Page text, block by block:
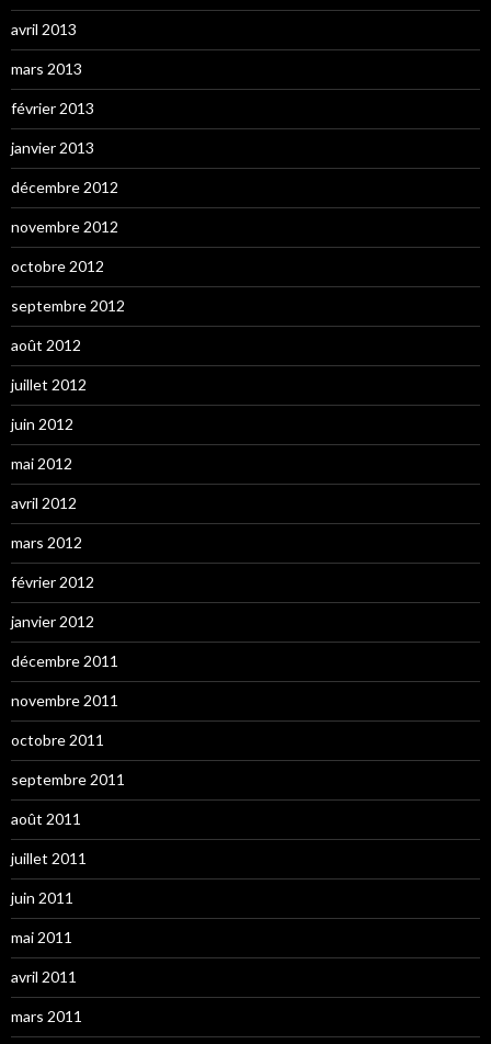
avril 2013
mars 2013
février 2013
janvier 2013
décembre 2012
novembre 2012
octobre 2012
septembre 2012
août 2012
juillet 2012
juin 2012
mai 2012
avril 2012
mars 2012
février 2012
janvier 2012
décembre 2011
novembre 2011
octobre 2011
septembre 2011
août 2011
juillet 2011
juin 2011
mai 2011
avril 2011
mars 2011